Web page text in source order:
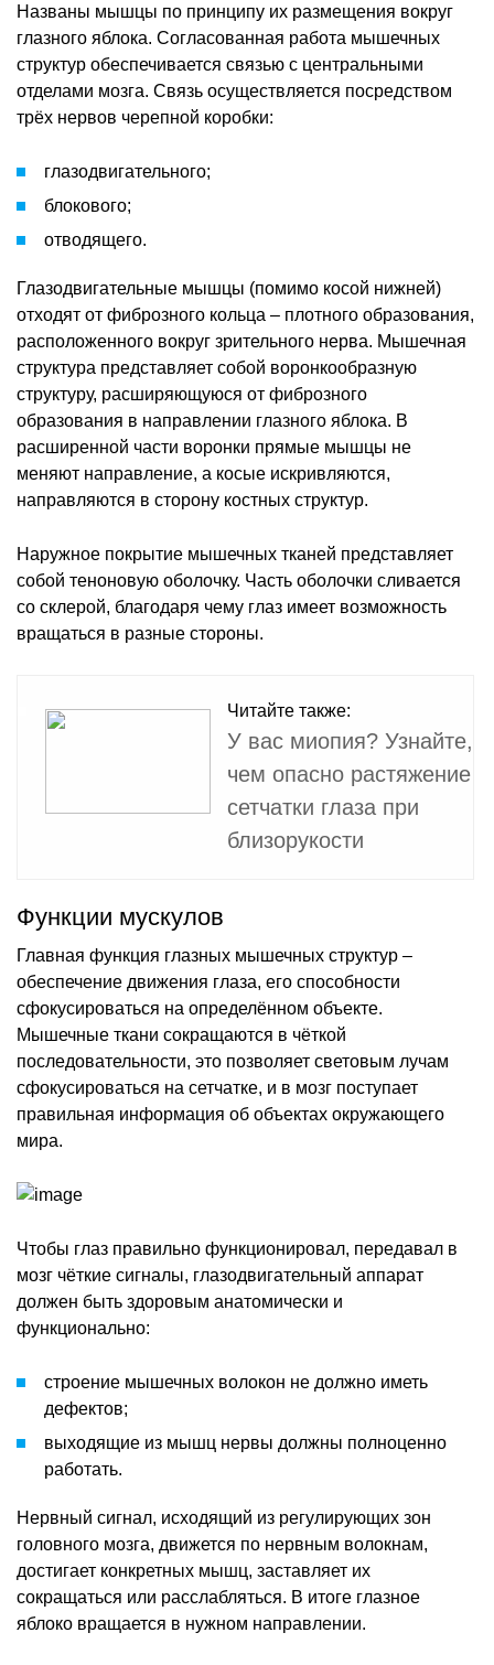
Названы мышцы по принципу их размещения вокруг
глазного яблока. Согласованная работа мышечных
структур обеспечивается связью с центральными
отделами мозга. Связь осуществляется посредством
трёх нервов черепной коробки:
глазодвигательного;
блокового;
отводящего.
Глазодвигательные мышцы (помимо косой нижней)
отходят от фиброзного кольца – плотного образования,
расположенного вокруг зрительного нерва. Мышечная
структура представляет собой воронкообразную
структуру, расширяющуюся от фиброзного
образования в направлении глазного яблока. В
расширенной части воронки прямые мышцы не
меняют направление, а косые искривляются,
направляются в сторону костных структур.
Наружное покрытие мышечных тканей представляет
собой теноновую оболочку. Часть оболочки сливается
со склерой, благодаря чему глаз имеет возможность
вращаться в разные стороны.
Читайте также:
У вас миопия? Узнайте,
чем опасно растяжение
сетчатки глаза при
близорукости
Функции мускулов
Главная функция глазных мышечных структур –
обеспечение движения глаза, его способности
сфокусироваться на определённом объекте.
Мышечные ткани сокращаются в чёткой
последовательности, это позволяет световым лучам
сфокусироваться на сетчатке, и в мозг поступает
правильная информация об объектах окружающего
мира.
Чтобы глаз правильно функционировал, передавал в
мозг чёткие сигналы, глазодвигательный аппарат
должен быть здоровым анатомически и
функционально:
строение мышечных волокон не должно иметь
дефектов;
выходящие из мышц нервы должны полноценно
работать.
Нервный сигнал, исходящий из регулирующих зон
головного мозга, движется по нервным волокнам,
достигает конкретных мышц, заставляет их
сокращаться или расслабляться. В итоге глазное
яблоко вращается в нужном направлении.